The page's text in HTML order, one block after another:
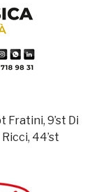
Fratini, 9’st Di
44’st